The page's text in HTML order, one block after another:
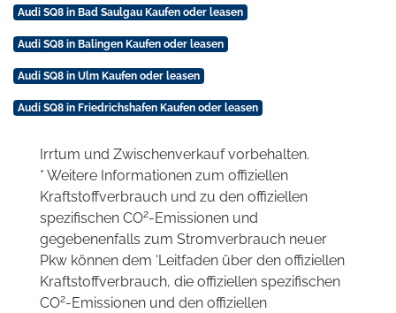
Audi SQ8 in Bad Saulgau Kaufen oder leasen
Audi SQ8 in Balingen Kaufen oder leasen
Audi SQ8 in Ulm Kaufen oder leasen
Audi SQ8 in Friedrichshafen Kaufen oder leasen
Irrtum und Zwischenverkauf vorbehalten.
* Weitere Informationen zum offiziellen
Kraftstoffverbrauch und zu den offiziellen
spezifischen CO2-Emissionen und
gegebenenfalls zum Stromverbrauch neuer
Pkw können dem 'Leitfaden über den offiziellen
Kraftstoffverbrauch, die offiziellen spezifischen
CO2-Emissionen und den offiziellen